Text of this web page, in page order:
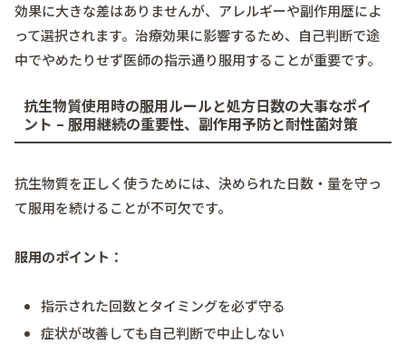
効果に大きな差はありませんが、アレルギーや副作用歴によ
って選択されます。治療効果に影響するため、自己判断で途
中でやめたりせず医師の指示通り服用することが重要です。
抗生物質使用時の服用ルールと処方日数の大事なポイ
ント – 服用継続の重要性、副作用予防と耐性菌対策
抗生物質を正しく使うためには、決められた日数・量を守っ
て服用を続けることが不可欠です。
服用のポイント：
指示された回数とタイミングを必ず守る
症状が改善しても自己判断で中止しない